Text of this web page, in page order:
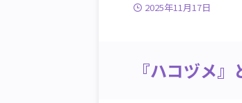
2025年11月17日
『ハコヅメ